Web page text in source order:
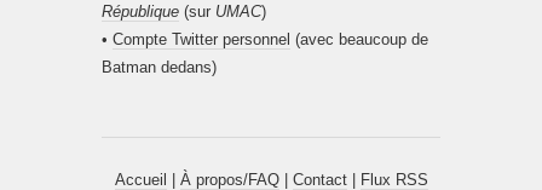
République (sur UMAC)
• Compte Twitter personnel (avec beaucoup de
Batman dedans)
Accueil À propos/FAQ| Contact| Flux RSS